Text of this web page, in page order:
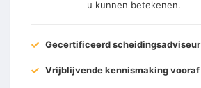
u kunnen betekenen.
Gecertificeerd scheidingsadviseur
Vrijblijvende kennismaking vooraf